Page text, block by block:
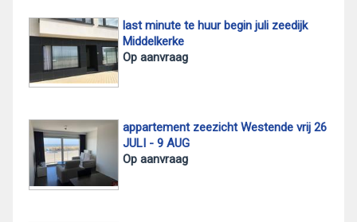
last minute te huur begin juli zeedijk
Middelkerke
Op aanvraag
appartement zeezicht Westende vrij 26
JULI - 9 AUG
Op aanvraag